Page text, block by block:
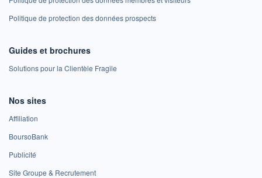
Politique de protection des données prospects
Guides et brochures
Solutions pour la Clientèle Fragile
Nos sites
Affiliation
BoursoBank
Publicité
Site Groupe & Recrutement